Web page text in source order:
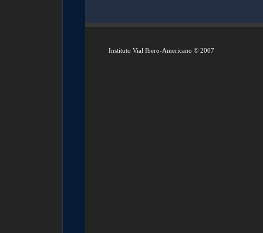
Instituto Vial Ibero-Americano © 2007